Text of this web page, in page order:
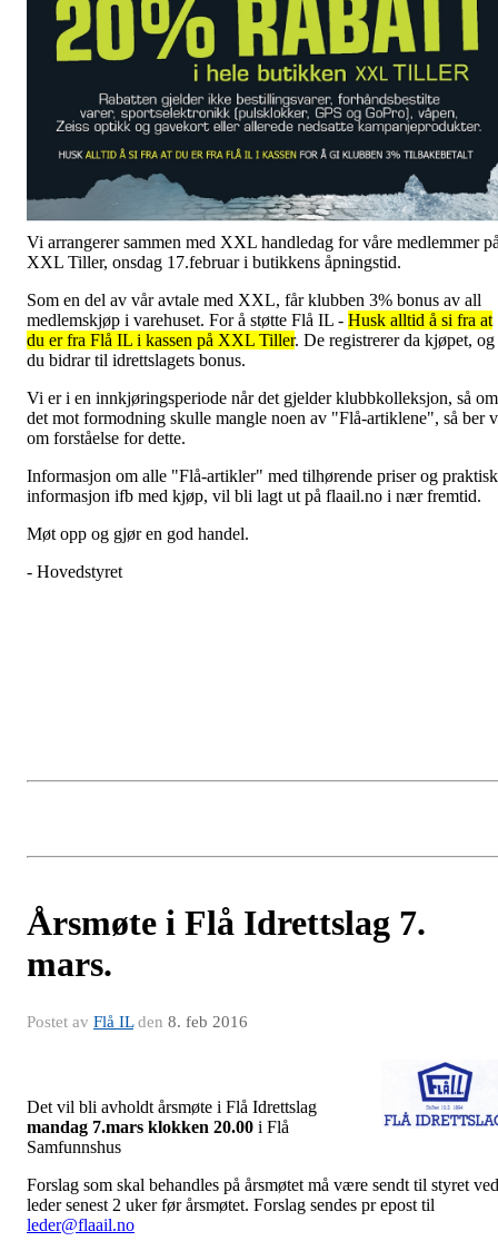
Vi arrangerer sammen med XXL handledag for våre medlemmer
XXL Tiller, onsdag 17.februar i butikkens åpningstid.
Som en del av vår avtale med XXL, får klubben 3% bonus av all
medlemskjøp i varehuset. For å støtte Flå IL - Husk alltid å si fra at
du er fra Flå IL i kassen på XXL Tiller. De registrerer da kjøpet, og
du bidrar til idrettslagets bonus.
Vi er i en innkjøringsperiode når det gjelder klubbkolleksjon, så om
det mot formodning skulle mangle noen av "Flå-artiklene", så ber
om forståelse for dette.
Informasjon om alle "Flå-artikler" med tilhørende priser og praktisk
informasjon ifb med kjøp, vil bli lagt ut på flaail.no i nær fremtid.
Møt opp og gjør en god handel.
- Hovedstyret
Årsmøte i Flå Idrettslag 7.
mars.
Postet av Flå ILden 8. feb 2016
Det vil bli avholdt årsmøte i Flå Idrettslag
mandag 7.mars klokken 20.00 i Flå
Samfunnshus
Forslag som skal behandles på årsmøtet må være sendt til styret ved
leder senest 2 uker før årsmøtet. Forslag sendes pr epost til
leder@flaail.no